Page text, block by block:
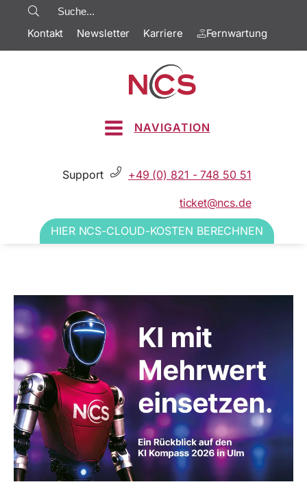
Kontakt Newsletter Karriere Fernwartung
NAVIGATION
Support +49 (0) 821 - 748 50 51
ticket@ncs.de
HIER NCS-CLOUD-KOSTEN BERECHNEN